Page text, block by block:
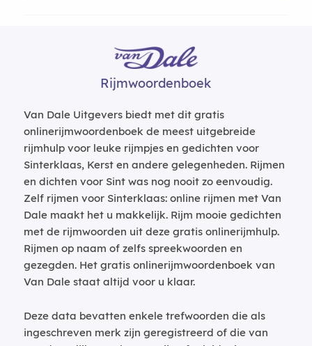
Rijmwoordenboek
Van Dale Uitgevers biedt met dit gratis
onlinerijmwoordenboek de meest uitgebreide
rijmhulp voor leuke rijmpjes en gedichten voor
Sinterklaas, Kerst en andere gelegenheden. Rijmen
en dichten voor Sint was nog nooit zo eenvoudig.
Zelf rijmen voor Sinterklaas: online rijmen met Van
Dale maakt het u makkelijk. Rijm mooie gedichten
met de rijmwoorden uit deze gratis onlinerijmhulp.
Rijmen op naam of zelfs spreekwoorden en
gezegden. Het gratis onlinerijmwoordenboek van
Van Dale staat altijd voor u klaar.
Deze data bevatten enkele trefwoorden die als
ingeschreven merk zijn geregistreerd of die van